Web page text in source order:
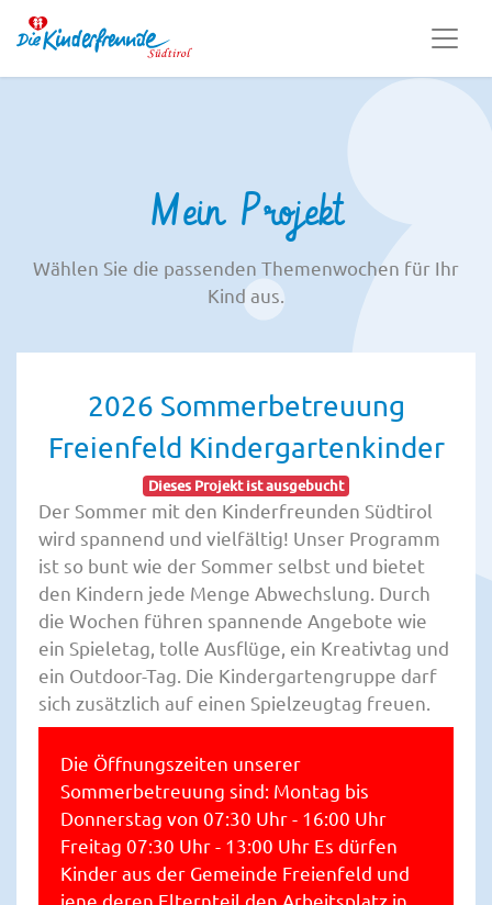
Mein Projekt
Wählen Sie die passenden Themenwochen für Ihr
Kind aus.
2026 Sommerbetreuung
Freienfeld Kindergartenkinder
Dieses Projekt ist ausgebucht
Der Sommer mit den Kinderfreunden Südtirol
wird spannend und vielfältig! Unser Programm
ist so bunt wie der Sommer selbst und bietet
den Kindern jede Menge Abwechslung. Durch
die Wochen führen spannende Angebote wie
ein Spieletag, tolle Ausflüge, ein Kreativtag und
ein Outdoor-Tag. Die Kindergartengruppe darf
sich zusätzlich auf einen Spielzeugtag freuen.
Die Öffnungszeiten unserer
Sommerbetreuung sind: Montag bis
Donnerstag von 07:30 Uhr - 16:00 Uhr
Freitag 07:30 Uhr - 13:00 Uhr Es dürfen
Kinder aus der Gemeinde Freienfeld und